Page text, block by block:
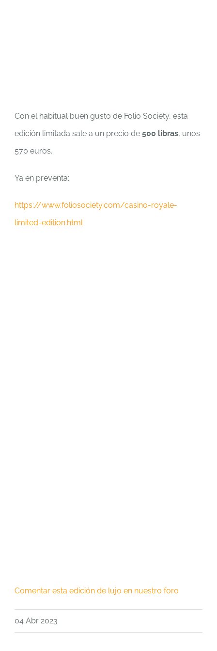
Con el habitual buen gusto de Folio Society, esta
edición limitada sale a un precio de 500 libras, unos
570 euros.
Ya en preventa:
https://www.foliosociety.com/casino-royale-
limited-edition.html
Comentar esta edición de lujo en nuestro foro
04 Abr 2023